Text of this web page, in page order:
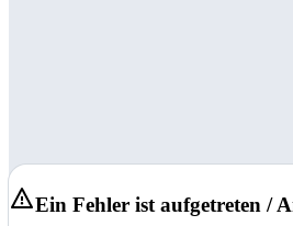
Ein Fehler ist aufgetreten /